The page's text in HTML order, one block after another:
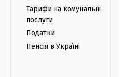
Тарифи на комунальні
послуги
Податки
Пенсія в Україні